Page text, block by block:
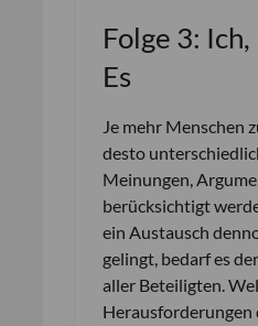
Folge 3:
Es
Je mehr Menschen
desto
Meinungen,
berücksichtigt
ein Austausch
gelingt, bedarf es
aller Beteiligten.
Herausforderungen